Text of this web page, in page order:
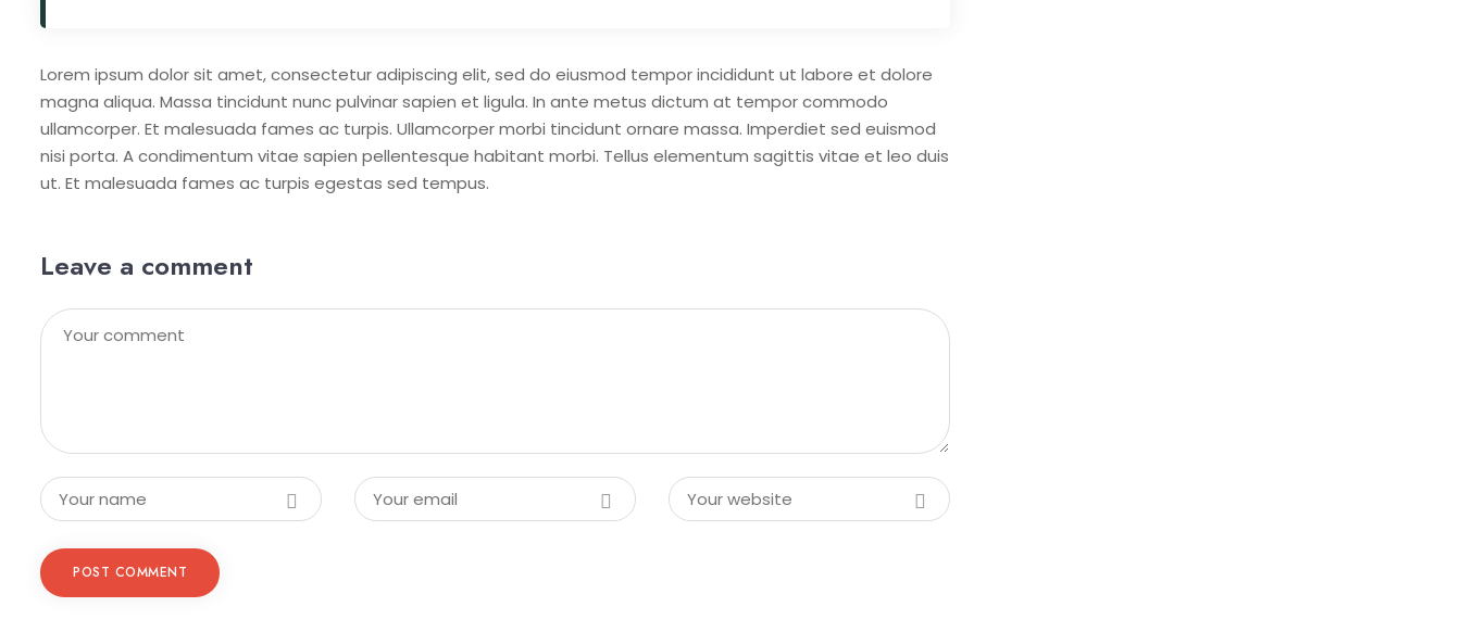
Lorem ipsum dolor sit amet, consectetur adipiscing elit, sed do eiusmod tempor incididunt ut labore et dolore
magna aliqua. Massa tincidunt nunc pulvinar sapien et ligula. In ante metus dictum at tempor commodo
ullamcorper. Et malesuada fames ac turpis. Ullamcorper morbi tincidunt ornare massa. Imperdiet sed euismod
nisi porta. A condimentum vitae sapien pellentesque habitant morbi. Tellus elementum sagittis vitae et leo duis
ut. Et malesuada fames ac turpis egestas sed tempus.
Leave a comment
POST COMMENT